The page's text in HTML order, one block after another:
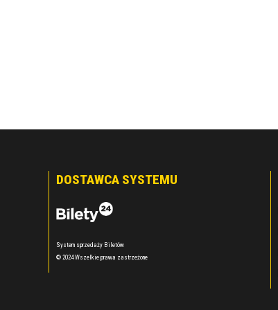
DOSTAWCA SYSTEMU
System sprzedaży Biletów
© 2024 Wszelkie prawa zastrzeżone